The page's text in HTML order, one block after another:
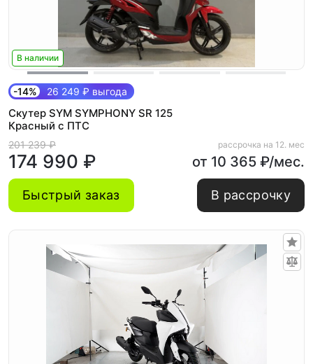
В наличии
-14% 26 249 ₽ выгода
Скутер SYM SYMPHONY SR 125
Красный с ПТС
201 239 ₽
174 990 ₽
рассрочка на 12. мес
от 10 365 ₽/мес.
Быстрый заказ В рассрочку